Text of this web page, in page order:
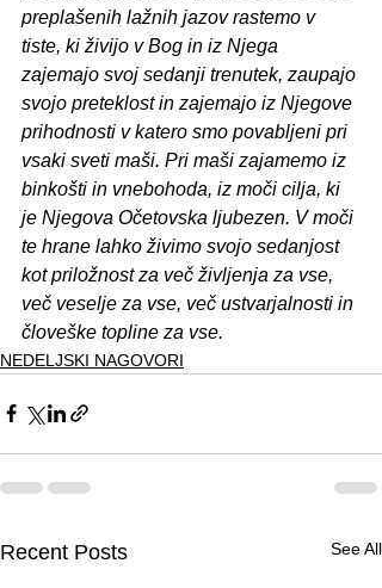
preplašenih lažnih jazov rastemo v
tiste, ki živijo v Bog in iz Njega
zajemajo svoj sedanji trenutek, zaupajo
svojo preteklost in zajemajo iz Njegove
prihodnosti v katero smo povabljeni pri
vsaki sveti maši. Pri maši zajamemo iz
binkošti in vnebohoda, iz moči cilja, ki
je Njegova Očetovska ljubezen. V moči
te hrane lahko živimo svojo sedanjost
kot priložnost za več življenja za vse,
več veselje za vse, več ustvarjalnosti in
človeške topline za vse.
NEDELJSKI NAGOVORI
Recent Posts See All